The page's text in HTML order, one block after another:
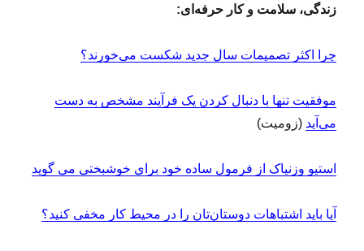
زندگی، سلامت و کار حرفه‌ای:
چرا اکثر تصمیمات سال جدید شکست می‌خورند؟
موفقیت تنها با دنبال کردن یک فرآیند مشخص به دست
می‌آید (زومیت)
استیو وزنیاک از فرمول ساده خود برای خوشبختی می گوید
آیا باید اشتباهات دوستان‌تان را در محیط کار مخفی کنید؟